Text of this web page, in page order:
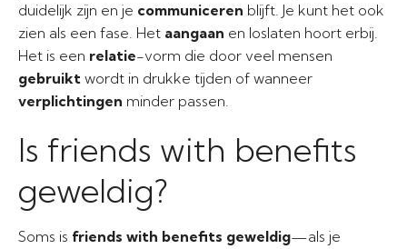
duidelijk zijn en je communiceren blijft. Je kunt het ook
zien als een fase. Het aangaan en loslaten hoort erbij.
Het is een relatie-vorm die door veel mensen
gebruikt wordt in drukke tijden of wanneer
verplichtingen minder passen.
Is friends with benefits
geweldig?
Soms is friends with benefits geweldig—als je